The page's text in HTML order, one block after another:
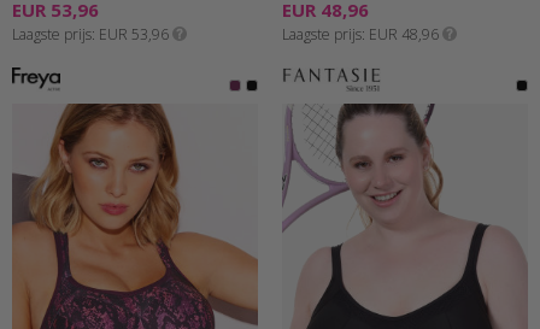
EUR 53,96
Laagste prijs EUR 53,96
EUR 48,96
Laagste prijs EUR 48,96